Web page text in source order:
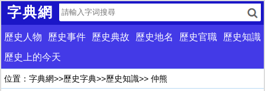
字典網
歷史人物 歷史事件 歷史典故 歷史地名 歷史官職
歷史知識
歷史上的今天
位置： 字典網>>歷史字典>>歷史知識>> 仲熊